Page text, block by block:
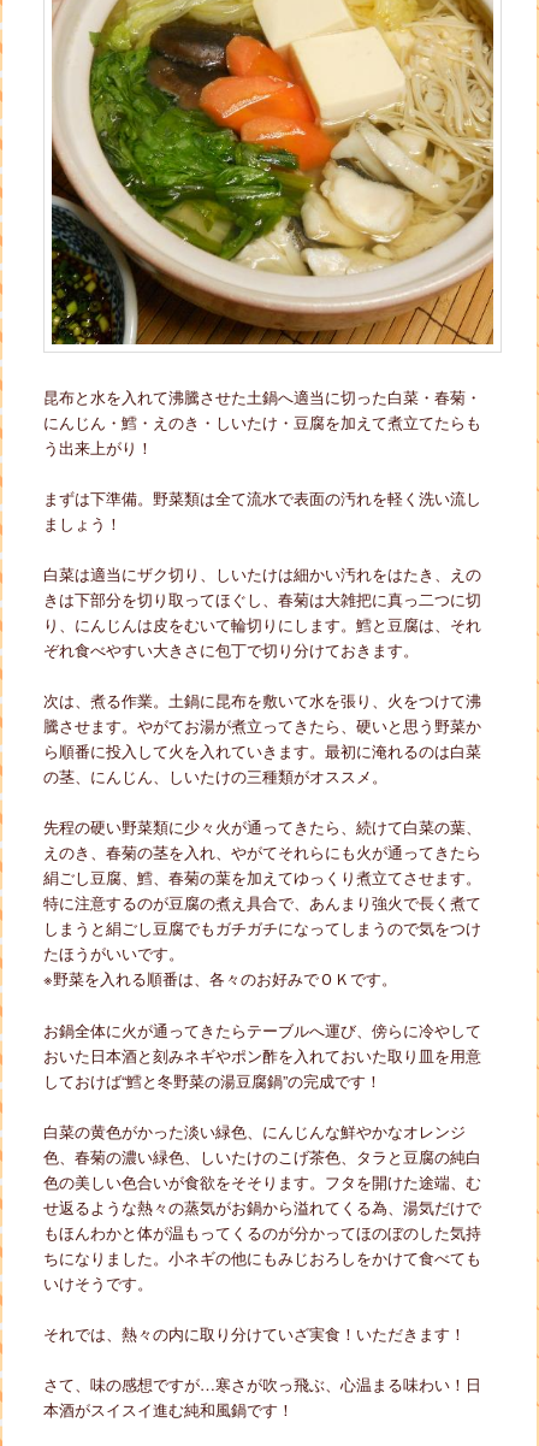
昆布と水を入れて沸騰させた土鍋へ適当に切った白菜・春菊・
にんじん・鱈・えのき・しいたけ・豆腐を加えて煮立てたらも
う出来上がり！
まずは下準備。野菜類は全て流水で表面の汚れを軽く洗い流し
ましょう！
白菜は適当にザク切り、しいたけは細かい汚れをはたき、えの
きは下部分を切り取ってほぐし、春菊は大雑把に真っ二つに切
り、にんじんは皮をむいて輪切りにします。鱈と豆腐は、それ
ぞれ食べやすい大きさに包丁で切り分けておきます。
次は、煮る作業。土鍋に昆布を敷いて水を張り、火をつけて沸
騰させます。やがてお湯が煮立ってきたら、硬いと思う野菜か
ら順番に投入して火を入れていきます。最初に淹れるのは白菜
の茎、にんじん、しいたけの三種類がオススメ。
先程の硬い野菜類に少々火が通ってきたら、続けて白菜の葉、
えのき、春菊の茎を入れ、やがてそれらにも火が通ってきたら
絹ごし豆腐、鱈、春菊の葉を加えてゆっくり煮立てさせます。
特に注意するのが豆腐の煮え具合で、あんまり強火で長く煮て
しまうと絹ごし豆腐でもガチガチになってしまうので気をつけ
たほうがいいです。
※野菜を入れる順番は、各々のお好みでＯＫです。
お鍋全体に火が通ってきたらテーブルへ運び、傍らに冷やして
おいた日本酒と刻みネギやポン酢を入れておいた取り皿を用意
しておけば“鱈と冬野菜の湯豆腐鍋”の完成です！
白菜の黄色がかった淡い緑色、にんじんな鮮やかなオレンジ
色、春菊の濃い緑色、しいたけのこげ茶色、タラと豆腐の純白
色の美しい色合いが食欲をそそります。フタを開けた途端、む
せ返るような熱々の蒸気がお鍋から溢れてくる為、湯気だけで
もほんわかと体が温もってくるのが分かってほのぼのした気持
ちになりました。小ネギの他にもみじおろしをかけて食べても
いけそうです。
それでは、熱々の内に取り分けていざ実食！いただきます！
さて、味の感想ですが…寒さが吹っ飛ぶ、心温まる味わい！日
本酒がスイスイ進む純和風鍋です！